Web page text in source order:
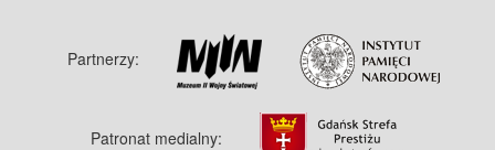
Partnerzy:
Patronat medialny: